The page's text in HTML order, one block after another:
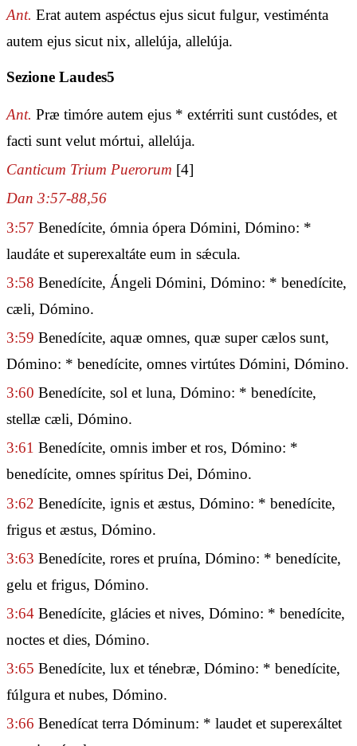
Ant. Erat autem aspéctus ejus sicut fulgur, vestiménta
autem ejus sicut nix, allelúja, allelúja.
Sezione Laudes5
Ant. Præ timóre autem ejus * extérriti sunt custódes, et
facti sunt velut mórtui, allelúja.
Canticum Trium Puerorum [4]
Dan 3:57-88,56
3:57 Benedícite, ómnia ópera Dómini, Dómino: *
laudáte et superexaltáte eum in sǽcula.
3:58 Benedícite, Ángeli Dómini, Dómino: * benedícite,
cæli, Dómino.
3:59 Benedícite, aquæ omnes, quæ super cælos sunt,
Dómino: * benedícite, omnes virtútes Dómini, Dómino.
3:60 Benedícite, sol et luna, Dómino: * benedícite,
stellæ cæli, Dómino.
3:61 Benedícite, omnis imber et ros, Dómino: *
benedícite, omnes spíritus Dei, Dómino.
3:62 Benedícite, ignis et æstus, Dómino: * benedícite,
frigus et æstus, Dómino.
3:63 Benedícite, rores et pruína, Dómino: * benedícite,
gelu et frigus, Dómino.
3:64 Benedícite, glácies et nives, Dómino: * benedícite,
noctes et dies, Dómino.
3:65 Benedícite, lux et ténebræ, Dómino: * benedícite,
fúlgura et nubes, Dómino.
3:66 Benedícat terra Dóminum: * laudet et superexáltet